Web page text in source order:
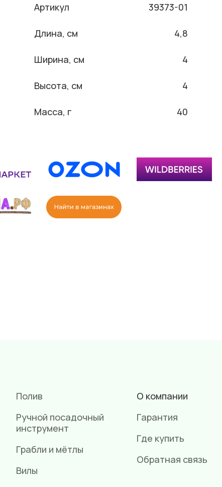
Артикул 39373-01
Длина, см 4,8
Ширина, см 4
Высота, см 4
Масса, г 40
Полив
Ручной посадочный
инструмент
Грабли и мётлы
Вилы
О компании
Гарантия
Где купить
Обратная связь